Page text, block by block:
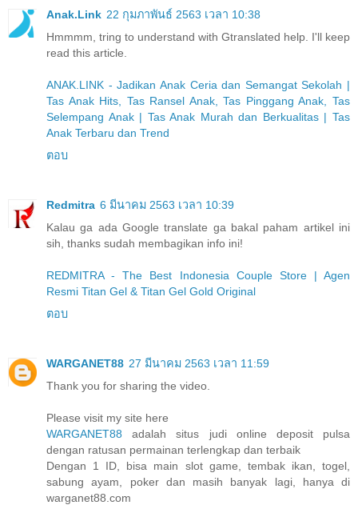
Anak.Link 22 กุมภาพันธ์ 2563 เวลา 10:38
Hmmmm, tring to understand with Gtranslated help. I'll keep
read this article.
ANAK.LINK - Jadikan Anak Ceria dan Semangat Sekolah |
Tas Anak Hits, Tas Ransel Anak, Tas Pinggang Anak, Tas
Selempang Anak | Tas Anak Murah dan Berkualitas | Tas
Anak Terbaru dan Trend
ตอบ
Redmitra 6 มีนาคม 2563 เวลา 10:39
Kalau ga ada Google translate ga bakal paham artikel ini
sih, thanks sudah membagikan info ini!
REDMITRA - The Best Indonesia Couple Store | Agen
Resmi Titan Gel & Titan Gel Gold Original
ตอบ
WARGANET88 27 มีนาคม 2563 เวลา 11:59
Thank you for sharing the video.
Please visit my site here
WARGANET88 adalah situs judi online deposit pulsa
dengan ratusan permainan terlengkap dan terbaik
Dengan 1 ID, bisa main slot game, tembak ikan, togel,
sabung ayam, poker dan masih banyak lagi, hanya di
warganet88.com